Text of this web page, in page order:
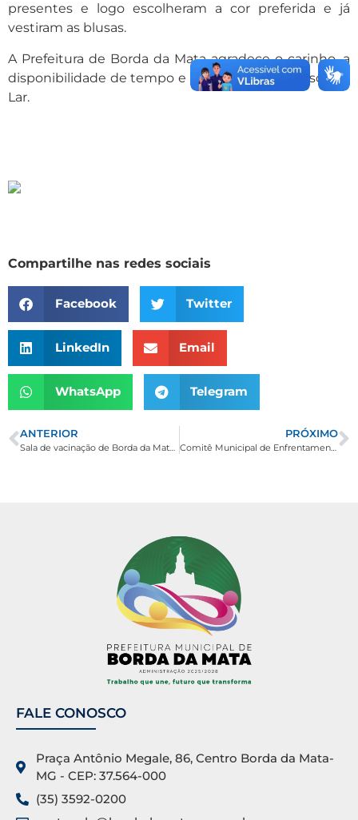
presentes e logo escolheram a cor preferida e já
vestiram as blusas.
A Prefeitura de Borda da Mata agradece o carinho, a
disponibilidade de tempo e as doações aos idosos do
Lar.
Compartilhe nas redes sociais
Facebook Twitter
LinkedIn Email
WhatsApp Telegram
ANTERIOR PRÓXIMO
Comitê Municipal de Enfrentamento ao Aedes Aegypti é implantado em Borda da Mata
FALE CONOSCO
Praça Antônio Megale, 86, Centro Borda da Mata-
MG - CEP: 37.564-000
(35) 3592-0200